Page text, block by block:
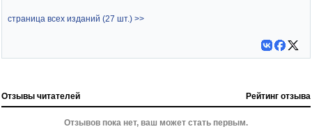
страница всех изданий (27 шт.) >>
Отзывы читателей Рейтинг отзыва
Отзывов пока нет, ваш может стать первым.